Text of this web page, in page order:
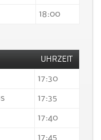
18:00
UHRZEIT
17:30
17:35
17:40
17:45